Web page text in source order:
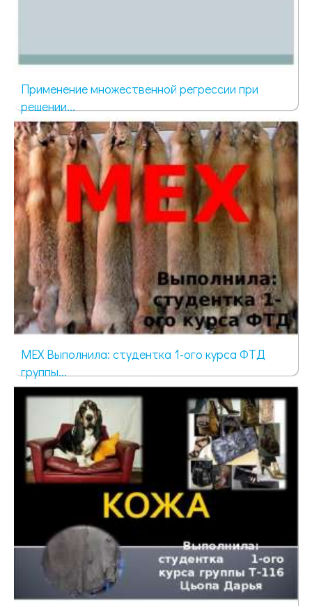
Применение множественной регрессии при
решении...
772 просмотра
МЕХ Выполнила: студентка 1-ого курса ФТД
группы...
728 просмотров